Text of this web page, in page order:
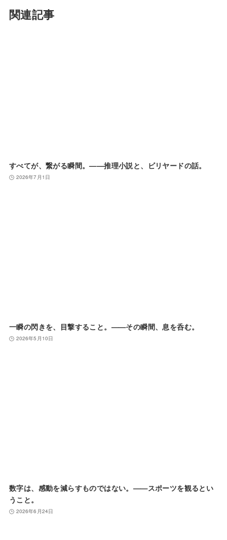
関連記事
すべてが、繋がる瞬間。——推理小説と、ビリヤードの話。
2026年7月1日
一瞬の閃きを、目撃すること。——その瞬間、息を呑む。
2026年5月10日
数字は、感動を減らすものではない。——スポーツを観るとい
うこと。
2026年6月24日